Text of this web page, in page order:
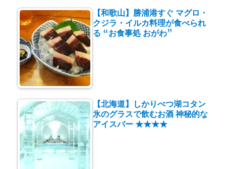
【和歌山】勝浦港すぐ マグロ・
クジラ・イルカ料理が食べられ
る “お食事処 おがわ”
【北海道】しかりべつ湖コタン
氷のグラスで飲むお酒 神秘的な
アイスバー ★★★★